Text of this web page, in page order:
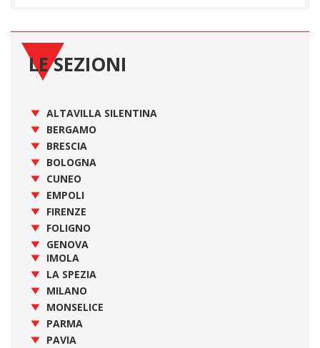
LE SEZIONI
ALTAVILLA SILENTINA
BERGAMO
BRESCIA
BOLOGNA
CUNEO
EMPOLI
FIRENZE
FOLIGNO
GENOVA
IMOLA
LA SPEZIA
MILANO
MONSELICE
PARMA
PAVIA